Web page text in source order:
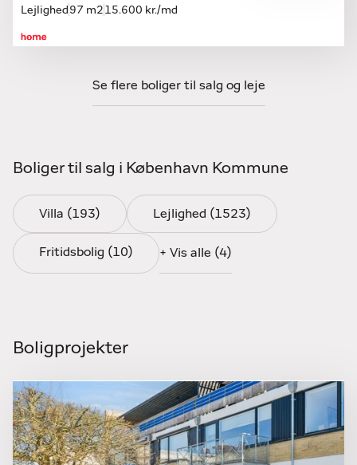
YouTube, Google, TV2 Play og Boligportal.dk
m.m.
beregning af skatter m.m.
København og Region Hovedstaden samt resten af
landet, får I som projektudbydere adgang til en bred
køber- og lejerbase samt værdifuld viden om både
lokale og nationale markedsforhold.
løsninger, der både tager højde for projektets
sidste ende skal købe eller leje boligerne.
Lejlighed 97 m2 15.600 kr./md
Se flere boliger til salg og leje
Boliger til salg i København Kommune
Villa (193) Lejlighed (1523)
Fritidsbolig (10) + Vis alle (4)
Boligprojekter